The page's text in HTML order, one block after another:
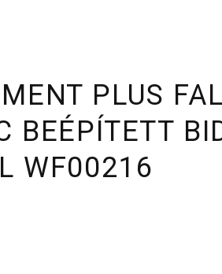
PLUS
BEÉPÍTETT
WF00216